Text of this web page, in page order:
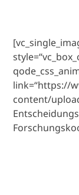
link=“https://
content/